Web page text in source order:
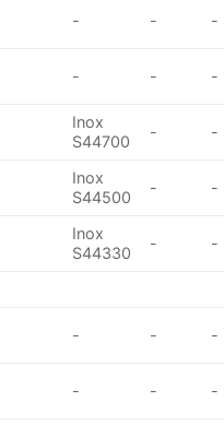
- - -
- - -
Inox
S44700
- -
Inox
S44500
- -
Inox
S44330
- -
- - -
- - -